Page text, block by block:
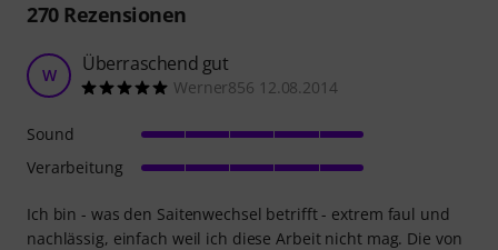
270Rezensionen
W Überraschend gut
Werner856 12.08.2014
Ich bin - was den Saitenwechsel betrifft - extrem faul und
nachlässig, einfach weil ich diese Arbeit nicht mag. Die von
Sound
Verarbeitung